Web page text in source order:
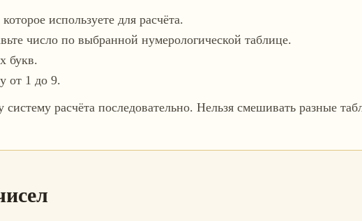
используете для расчёта.
число по выбранной нумерологической таблице.
букв.
от 1 до 9.
систему расчёта последовательно. Нельзя смешивать разные